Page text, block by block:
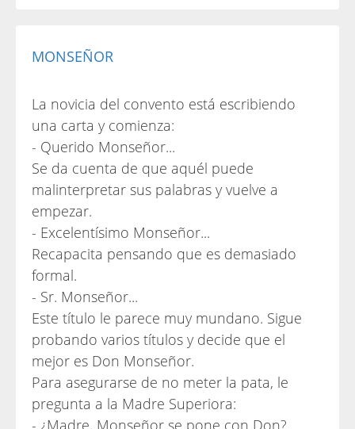
MONSEÑOR
La novicia del convento está escribiendo
una carta y comienza:
- Querido Monseñor...
Se da cuenta de que aquél puede
malinterpretar sus palabras y vuelve a
empezar.
- Excelentísimo Monseñor...
Recapacita pensando que es demasiado
formal.
- Sr. Monseñor...
Este título le parece muy mundano. Sigue
probando varios títulos y decide que el
mejor es Don Monseñor.
Para asegurarse de no meter la pata, le
pregunta a la Madre Superiora:
- ¿Madre, Monseñor se pone con Don?.